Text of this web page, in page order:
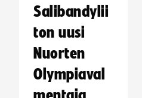
Salibandylii
ton uusi
Nuorten
Olympiaval